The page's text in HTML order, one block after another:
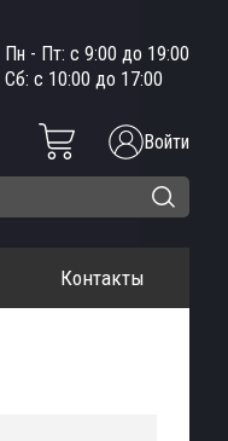
Пн - Пт: с 9:00 до 19:00
Сб: с 10:00 до 17:00
Войти
Контакты